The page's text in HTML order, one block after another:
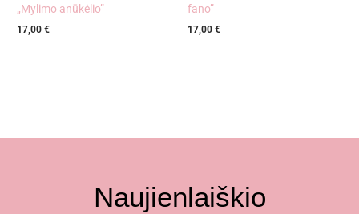
„Mylimo anūkėlio”
17,00€
fano”
17,00 €
Naujienlaiškio